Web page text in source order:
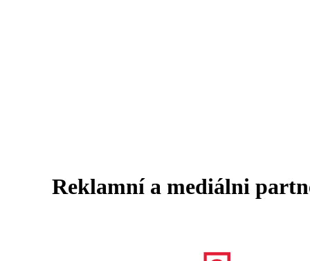
Reklamní a mediálni